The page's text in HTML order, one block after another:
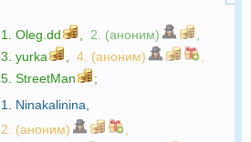
1. Oleg.dd 2. (аноним)
3. yurka 4. (аноним)
5. StreetMan
;
1. Ninakalinina
2. (аноним)